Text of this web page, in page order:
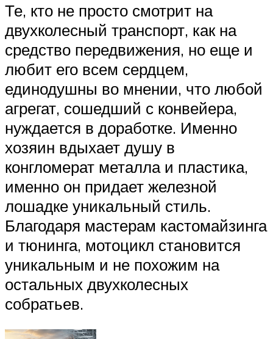
Те, кто не просто смотрит на
двухколесный транспорт, как на
средство передвижения, но еще и
любит его всем сердцем,
единодушны во мнении, что любой
агрегат, сошедший с конвейера,
нуждается в доработке. Именно
хозяин вдыхает душу в
конгломерат металла и пластика,
именно он придает железной
лошадке уникальный стиль.
Благодаря мастерам кастомайзинга
и тюнинга, мотоцикл становится
уникальным и не похожим на
остальных двухколесных
собратьев.